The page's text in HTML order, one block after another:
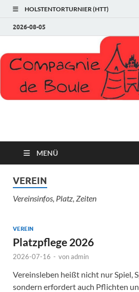
HOLSTENTORTURNIER (HTT)
2026-08-05
Compagnie
MENÜ
VEREIN
Vereinsinfos, Platz, Zeiten
VEREIN
Platzpflege 2026
2026-07-16 - vonadmin
Vereinsleben heißt nicht nur Spiel,
sondern erfordert auch Pflichten